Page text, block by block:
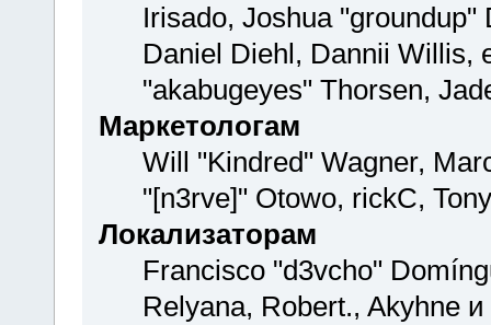
Irisado, Joshua
Daniel Diehl, Dannii Willis,
"akabugeyes" Thorsen,
Маркетологам
Will "Kindred" Wagner,
"[n3rve]" Otowo, rickC,
Локализаторам
Francisco "d3vcho"
Relyana, Robert., Akyhne